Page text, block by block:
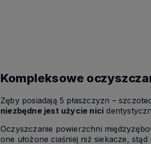
Kompleksowe
Zęby posiadają 5 płaszczyzn –
niezbędne jest użycie nici
Oczyszczanie powierzchni
one ułożone ciaśniej niż siekacze,